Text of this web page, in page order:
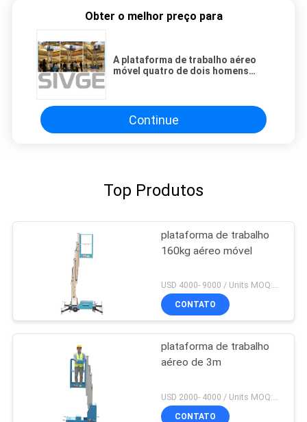
Obter o melhor preço para
A plataforma de trabalho aéreo
móvel quatro de dois homens
Continue
Top Produtos
plataforma de trabalho
160kg aéreo móvel
USD 4000- 9000 / Units MOQ:1 conjunto
CONTATO
plataforma de trabalho
aéreo de 3m
CONTATO